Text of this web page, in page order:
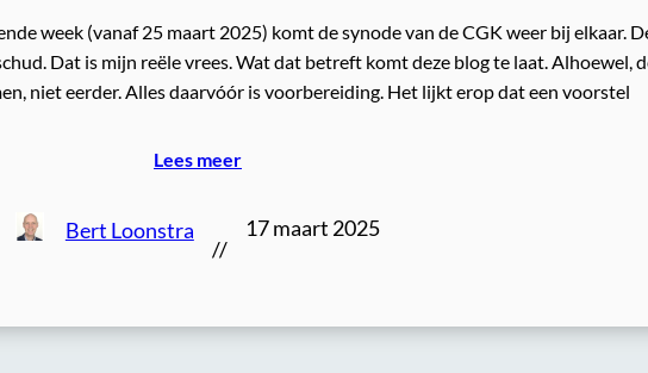
week (vanaf 25 maart 2025) komt de synode van de CGK weer bij elkaar.
Dat is mijn reële vrees. Wat dat betreft komt deze blog te laat. Alhoewel,
niet eerder. Alles daarvóór is voorbereiding. Het lijkt erop dat een voorstel
Lees meer
Bert Loonstra
//
17 maart 2025